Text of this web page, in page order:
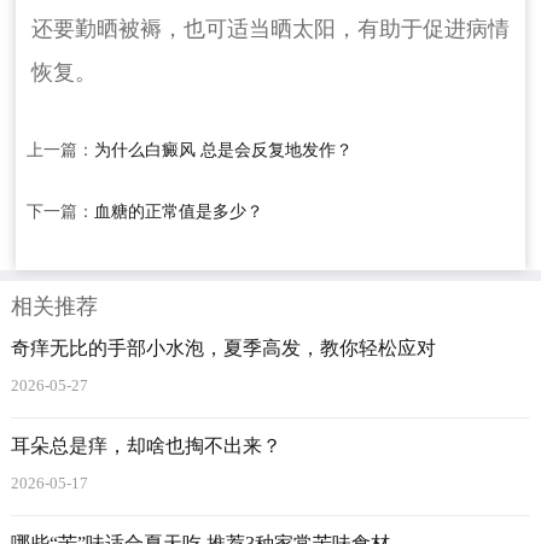
还要勤晒被褥，也可适当晒太阳，有助于促进病情
恢复。
上一篇： 为什么白癜风 总是会反复地发作？
下一篇： 血糖的正常值是多少？
相关推荐
奇痒无比的手部小水泡，夏季高发，教你轻松应对
2026-05-27
耳朵总是痒，却啥也掏不出来？
2026-05-17